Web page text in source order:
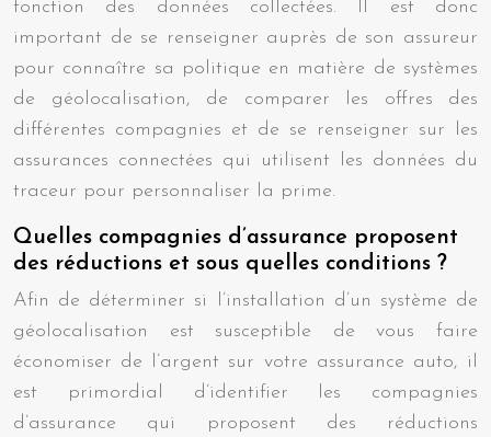
fonction des données collectées. Il est donc
important de se renseigner auprès de son assureur
pour connaître sa politique en matière de systèmes
de géolocalisation, de comparer les offres des
différentes compagnies et de se renseigner sur les
assurances connectées qui utilisent les données du
traceur pour personnaliser la prime.
Quelles compagnies d’assurance proposent
des réductions et sous quelles conditions ?
Afin de déterminer si l’installation d’un système de
géolocalisation est susceptible de vous faire
économiser de l’argent sur votre assurance auto, il
est primordial d’identifier les compagnies
d’assurance qui proposent des réductions